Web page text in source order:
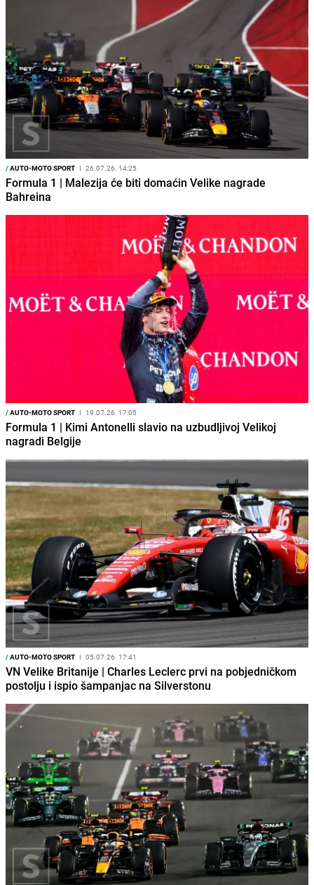
/AUTO-MOTO SPORT I 26.07.26. 14:25
Formula 1 | Malezija će biti domaćin Velike nagrade
Bahreina
/AUTO-MOTO SPORT I 19.07.26. 17:05
Formula 1 | Kimi Antonelli slavio na uzbudljivoj Velikoj
nagradi Belgije
/AUTO-MOTO SPORT I 05.07.26. 17:41
VN Velike Britanije | Charles Leclerc prvi na pobjedničkom
postolju i ispio šampanjac na Silverstonu